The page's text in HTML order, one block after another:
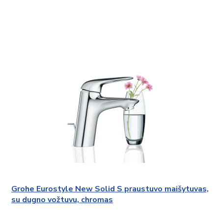
Grohe Eurostyle New Solid S praustuvo maišytuvas,
su dugno vožtuvu, chromas